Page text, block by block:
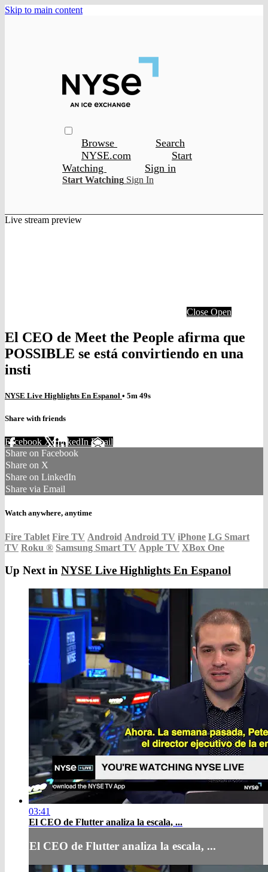
Skip to main content
Browse
Search
NYSE.com
Start
Watching
Sign in
Start Watching Sign In
Live stream preview
Close Open
El CEO de Meet the People afirma que
POSSIBLE se está convirtiendo en una
insti
NYSE Live Highlights En Espanol • 5m 49s
Share with friends
Facebook XLinkedIn Email
Share on Facebook
Share on X
Share on LinkedIn
Share via Email
Watch anywhere, anytime
Fire Tablet Fire TV Android Android TV iPhone LG Smart
TV Roku ® Samsung Smart TV Apple TV XBox One
Up Next in NYSE Live Highlights En Espanol
03:41
El CEO de Flutter analiza la escala, ...
El CEO de Flutter analiza la escala, ...